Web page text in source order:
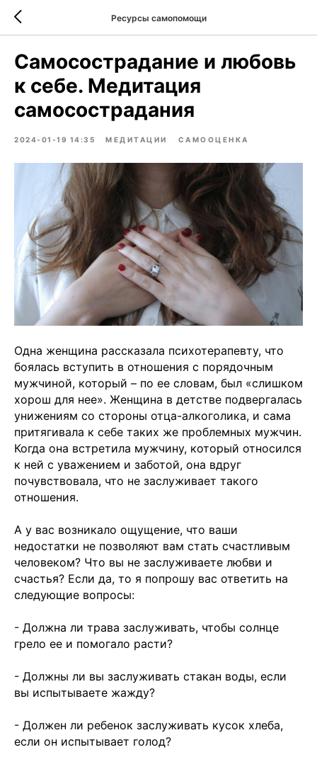
Ресурсы самопомощи
Самосострадание и любовь
к себе. Медитация
самосострадания
2024-01-19 14:35 МЕДИТАЦИИ САМООЦЕНКА
Одна женщина рассказала психотерапевту, что
боялась вступить в отношения с порядочным
мужчиной, который – по ее словам, был «слишком
хорош для нее». Женщина в детстве подвергалась
унижениям со стороны отца-алкоголика, и сама
притягивала к себе таких же проблемных мужчин.
Когда она встретила мужчину, который относился
к ней с уважением и заботой, она вдруг
почувствовала, что не заслуживает такого
отношения.
А у вас возникало ощущение, что ваши
недостатки не позволяют вам стать счастливым
человеком? Что вы не заслуживаете любви и
счастья? Если да, то я попрошу вас ответить на
следующие вопросы:
- Должна ли трава заслуживать, чтобы солнце
грело ее и помогало расти?
- Должны ли вы заслуживать стакан воды, если
вы испытываете жажду?
- Должен ли ребенок заслуживать кусок хлеба,
если он испытывает голод?